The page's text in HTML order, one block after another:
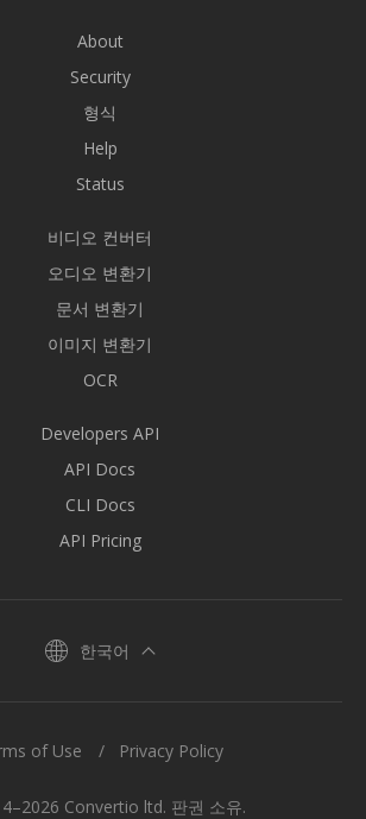
About
Security
형식
Help
Status
비디오 컨버터
오디오 변환기
문서 변환기
이미지 변환기
OCR
Developers API
API Docs
CLI Docs
API Pricing
한국어
Convertio ltd. 판권 소유.
of Use Privacy Policy